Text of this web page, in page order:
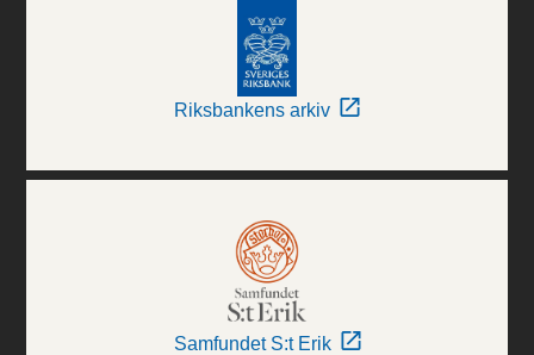
Riksbankens arkiv
Samfundet S:t Erik